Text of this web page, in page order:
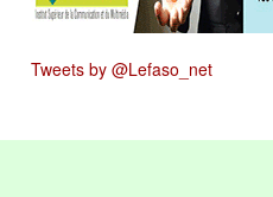
Tweets by @Lefaso_net